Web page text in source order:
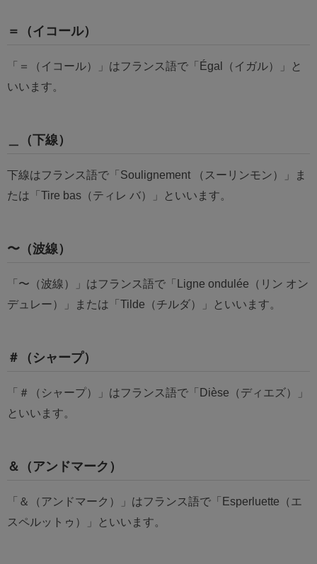
＝（イコール）
「＝（イコール）」はフランス語で「Égal（イガル）」と
いいます。
＿（下線）
下線はフランス語で「Soulignement （スーリンモン）」ま
たは「Tire bas（ティレ バ）」といいます。
〜（波線）
「〜（波線）」はフランス語で「Ligne ondulée（リン オン
デュレー）」または「Tilde（チルダ）」といいます。
＃（シャープ）
「＃（シャープ）」はフランス語で「Dièse（ディエズ）」
といいます。
＆（アンドマーク）
「＆（アンドマーク）」はフランス語で「Esperluette（エ
スペルットゥ）」といいます。